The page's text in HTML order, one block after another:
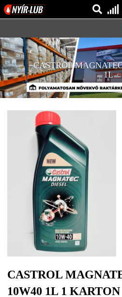
REGISZTRÁCIÓ
KENŐANYAGOK
KENŐANYAGOK
NORMÁK
VISZKOZITÁSOK
ADALÉKOK
SPECIÁLIS
AJÁNLATOK
INFO
AZ ÖN KOSARA
CASTROL
1L
CASTROL
10W40 1L 1 KARTON